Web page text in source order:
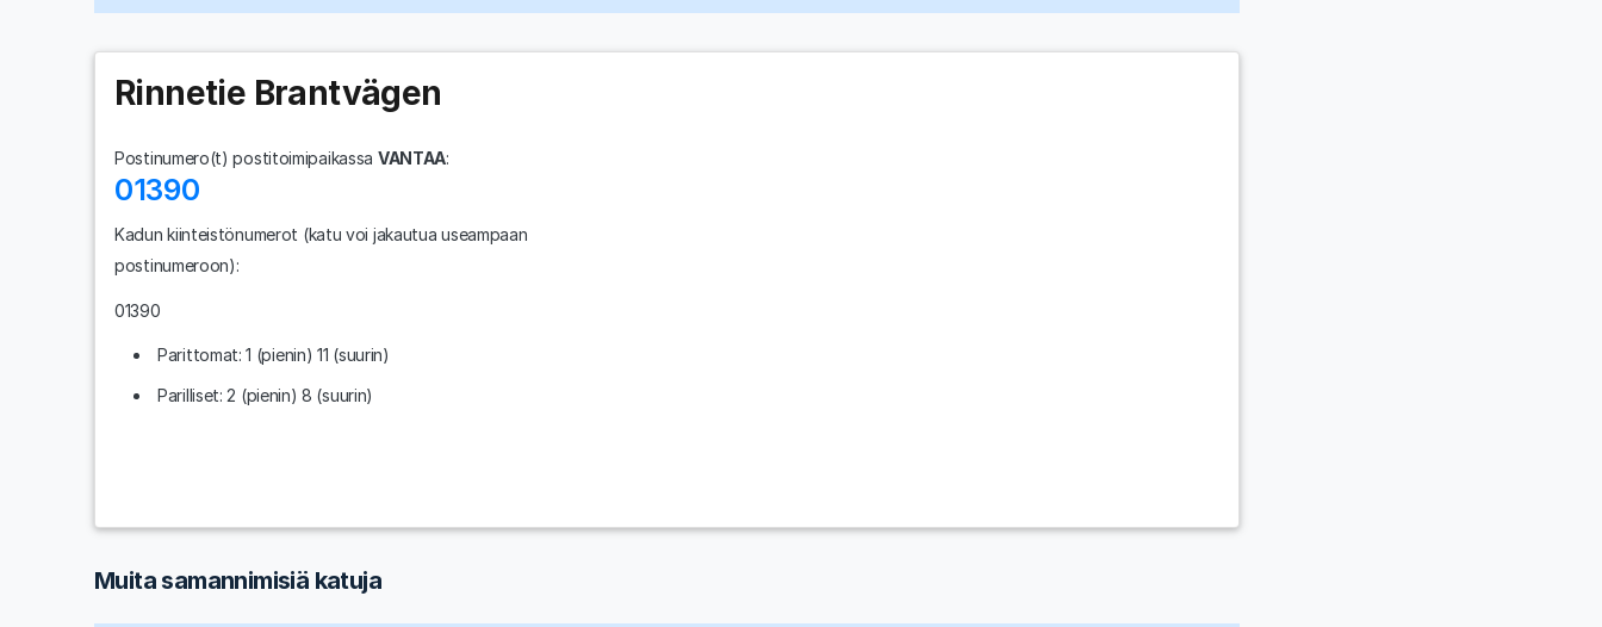
Rinnetie Brantvägen
Postinumero(t) postitoimipaikassa VANTAA:
01390
Kadun kiinteistönumerot (katu voi jakautua useampaan
postinumeroon):
01390
Parittomat: 1 (pienin) 11 (suurin)
Parilliset: 2 (pienin) 8 (suurin)
Muita samannimisiä katuja